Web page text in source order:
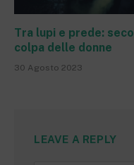
Tra lupi e prede:
colpa delle donne
30 Agosto 2023
LEAVE A REPLY